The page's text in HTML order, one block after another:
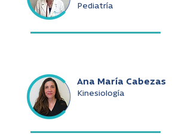
Pediatría
Ana María Cabezas
Kinesiología